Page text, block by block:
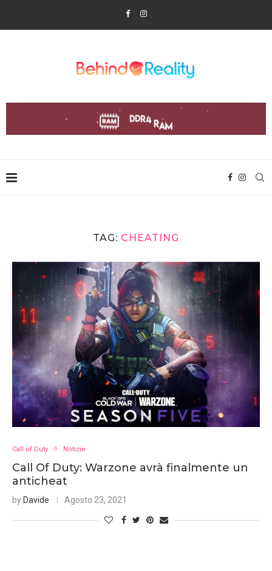
TAG: CHEATING
Call of Duty Notizie
Call Of Duty: Warzone avrà finalmente un
anticheat
by Davide Agosto 23, 2021